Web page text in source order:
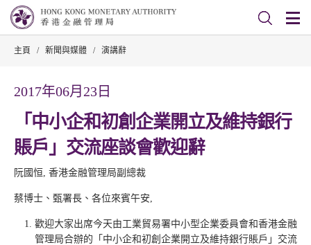
主頁 / 新聞與媒體 / 演講辭
2017年06月23日
「中小企和初創企業開立及維持銀行
賬戶」交流座談會歡迎辭
阮國恒, 香港金融管理局副總裁
蔡博士、甄署長、各位來賓午安,
歡迎大家出席今天由工業貿易署中小型企業委員會和香港金融
管理局合辦的「中小企和初創企業開立及維持銀行賬戶」交流